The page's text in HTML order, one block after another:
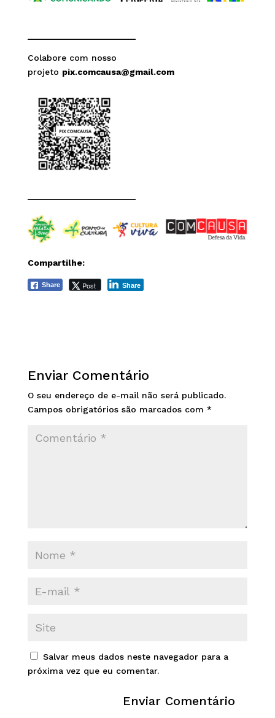
Colabore com nosso
projeto pix.comcausa@gmail.com
Compartilhe:
Share Post Share
Enviar Comentário
O seu endereço de e-mail não será publicado.
Campos obrigatórios são marcados com *
Salvar meus dados neste navegador para a
próxima vez que eu comentar.